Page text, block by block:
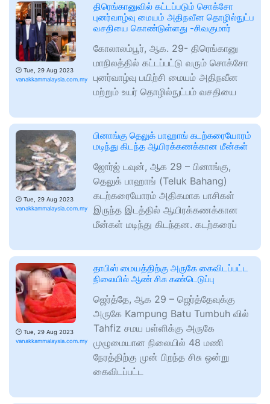
🕑 Tue, 29 Aug 2023
vanakkammalaysia.com.my
திரெங்கானுவில் கட்டப்படும் சொக்சோ
புனர்வாழ்வு மையம் அதிநவீன தொழில்நுட்ப
வசதியை கொண்டுள்ளது -சிவகுமார்
கோலாலம்பூர், ஆக. 29- திரெங்கானு
மாநிலத்தில் கட்டப்பட்டு வரும் சொக்சோ
புனர்வாழ்வு பயிற்சி மையம் அதிநவீன
மற்றும் உயர் தொழில்நுட்பம் வசதியை
🕑 Tue, 29 Aug 2023
vanakkammalaysia.com.my
பினாங்கு தெலுக் பாஹாங் கடற்கரையோரம்
மடிந்து கிடந்த ஆயிரக்கணக்கான மீன்கள்
ஜோர்ஜ் டவுன், ஆக 29 – பினாங்கு,
தெலுக் பாஹாங் (Teluk Bahang)
கடற்கரையோரம் அதிகமாக பாசிகள்
இருந்த இடத்தில் ஆயிரக்கணக்கான
மீன்கள் மடிந்து கிடந்தன. கடற்கரைப்
🕑 Tue, 29 Aug 2023
vanakkammalaysia.com.my
தாபிஸ் மையத்திற்கு அருகே கைவிடப்பட்ட
நிலையில் ஆண் சிசு கண்டெடுப்பு
ஜெர்த்தே, ஆக 29 – ஜெர்த்தேவுக்கு
அருகே Kampung Batu Tumbuh வில்
Tahfiz சமய பள்ளிக்கு அருகே
முழுமையான நிலையில் 48 மணி
நேரத்திற்கு முன் பிறந்த சிசு ஒன்று
கைவிடப்பட்ட